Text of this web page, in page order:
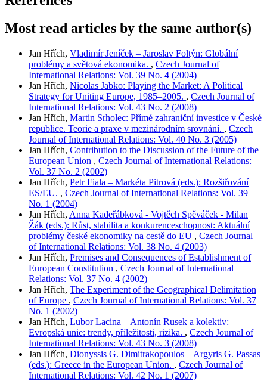
Most read articles by the same author(s)
Jan Hřích, Vladimír Jeníček – Jaroslav Foltýn: Globální
problémy a světová ekonomika. , Czech Journal of
International Relations: Vol. 39 No. 4 (2004)
Jan Hřích, Nicolas Jabko: Playing the Market: A Political
Strategy for Uniting Europe, 1985–2005. , Czech Journal of
International Relations: Vol. 43 No. 2 (2008)
Jan Hřích, Martin Srholec: Přímé zahraniční investice v České
republice. Teorie a praxe v mezinárodním srovnání. , Czech
Journal of International Relations: Vol. 40 No. 3 (2005)
Jan Hřích, Contribution to the Discussion of the Future of the
European Union , Czech Journal of International Relations:
Vol. 37 No. 2 (2002)
Jan Hřích, Petr Fiala – Markéta Pitrová (eds.): Rozšiřování
ES/EU. , Czech Journal of International Relations: Vol. 39
No. 1 (2004)
Jan Hřích, Anna Kadeřábková - Vojtěch Spěváček - Milan
Žák (eds.): Růst, stabilita a konkurenceschopnost: Aktuální
problémy české ekonomiky na cestě do EU , Czech Journal
of International Relations: Vol. 38 No. 4 (2003)
Jan Hřích, Premises and Consequences of Establishment of
European Constitution , Czech Journal of International
Relations: Vol. 37 No. 4 (2002)
Jan Hřích, The Experiment of the Geographical Delimitation
of Europe , Czech Journal of International Relations: Vol. 37
No. 1 (2002)
Jan Hřích, Lubor Lacina – Antonín Rusek a kolektiv:
Evropská unie: trendy, příležitosti, rizika. , Czech Journal of
International Relations: Vol. 43 No. 3 (2008)
Jan Hřích, Dionyssis G. Dimitrakopoulos – Argyris G. Passas
(eds.): Greece in the European Union. , Czech Journal of
International Relations: Vol. 42 No. 1 (2007)